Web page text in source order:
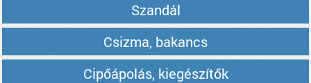
Szandál
Csizma, bakancs
Cipőápolás, kiegészítők